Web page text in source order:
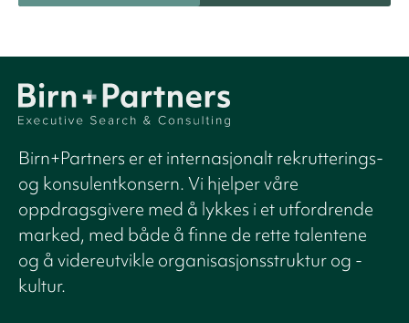
Birn+Partners er et internasjonalt rekrutterings-
og konsulentkonsern. Vi hjelper våre
oppdragsgivere med å lykkes i et utfordrende
marked, med både å finne de rette talentene
og å videreutvikle organisasjonsstruktur og -
kultur.